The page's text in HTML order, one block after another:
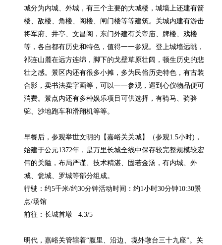
城分为内城、外城，有三个主要的大城楼，城墙上还建有箭
楼、敌楼、角楼、阁楼、闸门楼等等建筑。关城内建有游击
将军府、井亭、文昌阁，东门外建有关帝庙、牌楼、戏楼
等，各自都有历史和特色，值得一一参观。登上城墙远眺，
祁连山麓在远方连绵，脚下的戈壁草原壮阔，顿生历史的悲
壮之感。景区内还有很多小摊，多为民俗历史特色，有古装
合影，卖书法卖字画等，可以一一参观，遇到心仪物品便可
消费。景点内还有多种娱乐项目可供选择，有骑马、骑骆
驼、沙地跑车和滑翔机等等。
早餐后，参观举世文明的【嘉峪关关城】（参观1.5小时)，
始建于公元1372年，是万里长城全线中保存较完整规模较宏
伟的关隘，布局严谨、技术精湛、固若金汤，有内城、外
城、瓮城、罗城等部分组成。
行驶：约5千米/约30分钟活动时间：约1小时30分钟10:30景
点/场馆
前往：长城首墩   4.3/5
明代，嘉峪关管辖着“腹里、沿边、境外墩台三十九座”。关